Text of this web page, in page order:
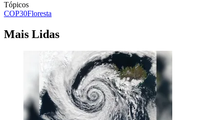
Tópicos
COP30Floresta
Mais Lidas